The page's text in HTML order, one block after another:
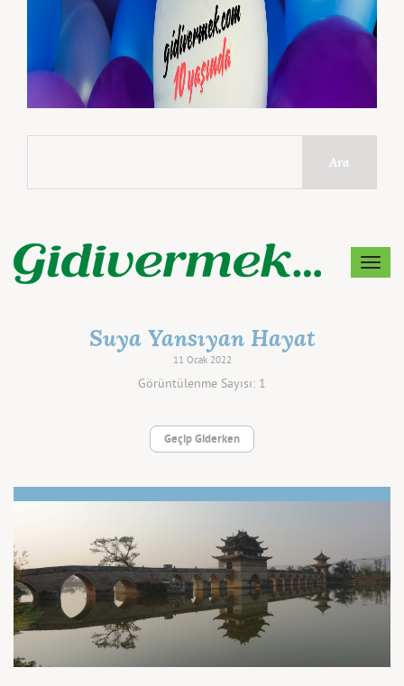
Ara
Suya Yansıyan Hayat
11 Ocak 2022
Görüntülenme Sayısı: 1
Geçip Giderken